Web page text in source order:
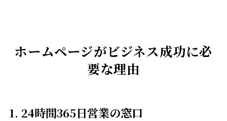
ホームページがビジネス成功に必
要な理由
1. 24時間365日営業の窓口